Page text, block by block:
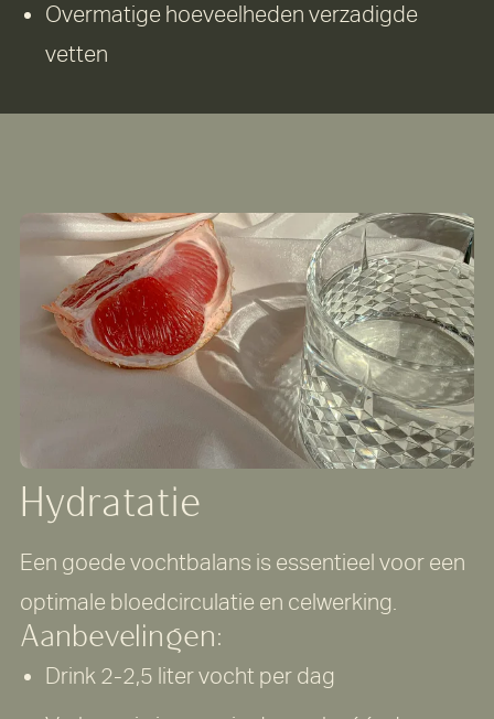
Overmatige hoeveelheden verzadigde
vetten
Hydratatie
Een goede vochtbalans is essentieel voor een
optimale bloedcirculatie en celwerking.
Aanbevelingen:
Drink 2-2,5 liter vocht per dag